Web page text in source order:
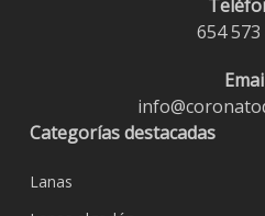
654
Categorías destacadas
Lanas